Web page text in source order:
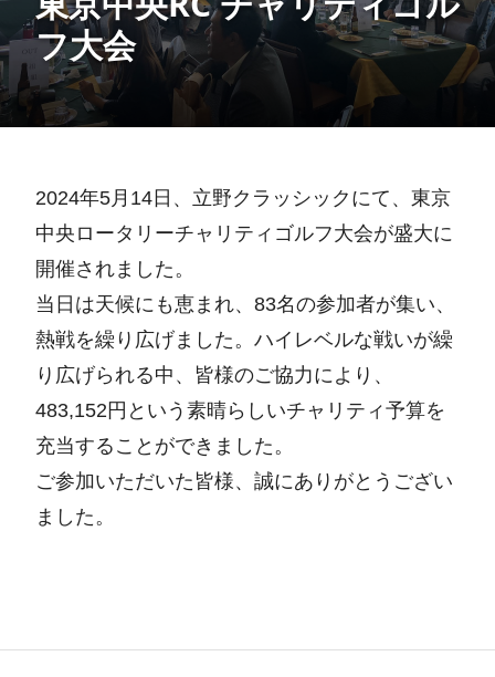
フ大会
2024年5月14日、立野クラッシックにて、東京
中央ロータリーチャリティゴルフ大会が盛大に
開催されました。
当日は天候にも恵まれ、83名の参加者が集い、
熱戦を繰り広げました。ハイレベルな戦いが繰
り広げられる中、皆様のご協力により、
483,152円という素晴らしいチャリティ予算を
充当することができました。
ご参加いただいた皆様、誠にありがとうござい
ました。